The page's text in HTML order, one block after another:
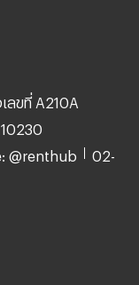
ลขที่ A210A
@renthub 02-